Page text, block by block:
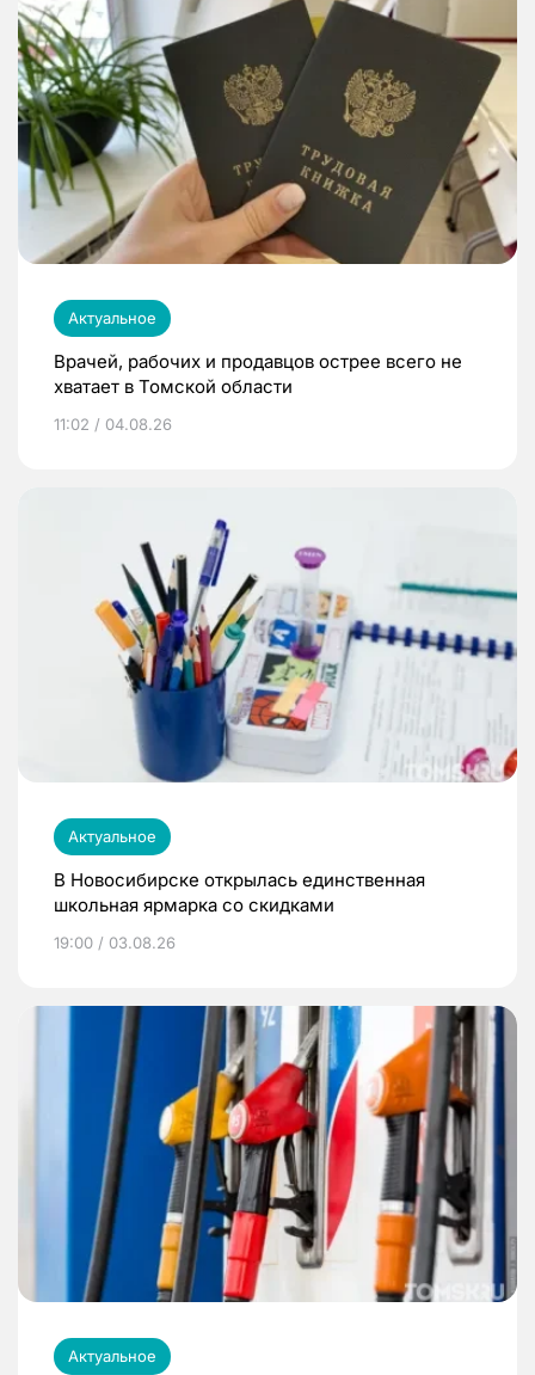
Актуальное
Врачей, рабочих и продавцов острее всего не
хватает в Томской области
11:02 / 04.08.26
Актуальное
В Новосибирске открылась единственная
школьная ярмарка со скидками
19:00 / 03.08.26
Актуальное